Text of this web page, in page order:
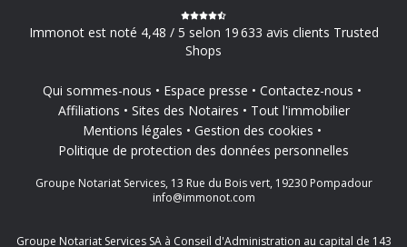
Immonot est noté 4,48 / 5 selon 19 633 avis clients Trusted
Shops
Qui sommes-nous Espace presse
Contactez-nous
Affiliations
Sites des Notaires
Tout l'immobilier
Mentions légales
Gestion des cookies
Politique de protection des données personnelles
Groupe Notariat Services, 13 Rue du Bois vert, 19230 Pompadour
info@immonot.com
Groupe Notariat Services SA à Conseil d'Administration au capital de 143